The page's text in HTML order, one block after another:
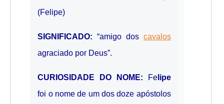
(Felipe)
SIGNIFICADO:“amigo dos cavalos
agraciado por Deus”.
CURIOSIDADE DO NOME: Felipe
foi o nome de um dos doze apóstolos